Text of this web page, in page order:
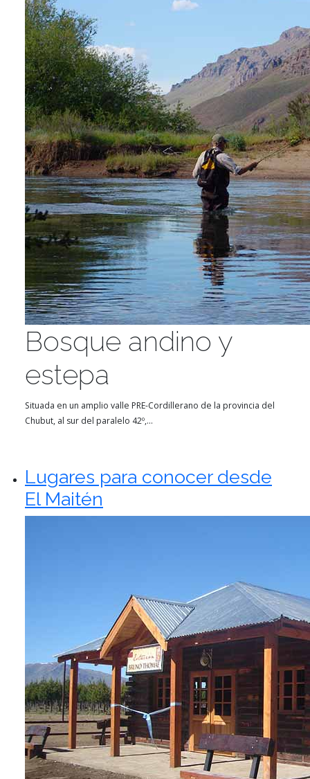
Bosque andino y
estepa
Situada en un amplio valle PRE-Cordillerano de la provincia del
Chubut, al sur del paralelo 42º,...
Lugares para conocer desde
El Maitén